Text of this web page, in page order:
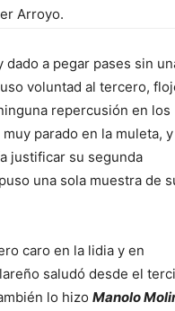
Arroyo.
a pegar pases sin
voluntad al tercero,
repercusión en los
parado en la muleta, y
justificar su segunda
una sola muestra de
caro en la lidia y en
saludó desde el
lo hizo Manolo